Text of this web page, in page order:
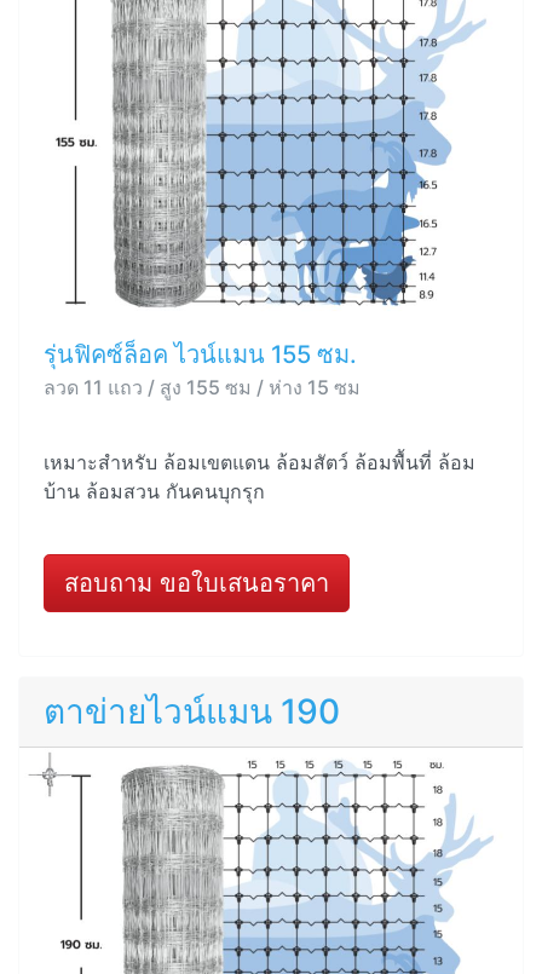
รุ่นฟิคซ์ล็อค ไวน์แมน 155 ซม.
ลวด 11 แถว / สูง 155 ซม / ห่าง 15 ซม
เหมาะสำหรับ ล้อมเขตแดน ล้อมสัตว์ ล้อมพื้นที่ ล้อม
บ้าน ล้อมสวน กันคนบุกรุก
สอบถาม ขอใบเสนอราคา
ตาข่ายไวน์แมน 190